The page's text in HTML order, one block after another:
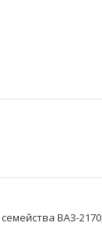
ВАЗ-